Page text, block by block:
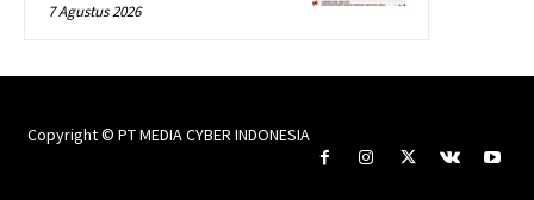
7 Agustus 2026
Copyright © PT MEDIA CYBER INDONESIA